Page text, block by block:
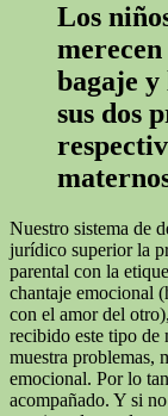
Los
bagaje
sus dos
Nuestro sistema de
jurídico superior la
parental con la
chantaje emocional
con el amor del
recibido este tipo de
muestra problemas,
emocional. Por lo
acompañado. Y si